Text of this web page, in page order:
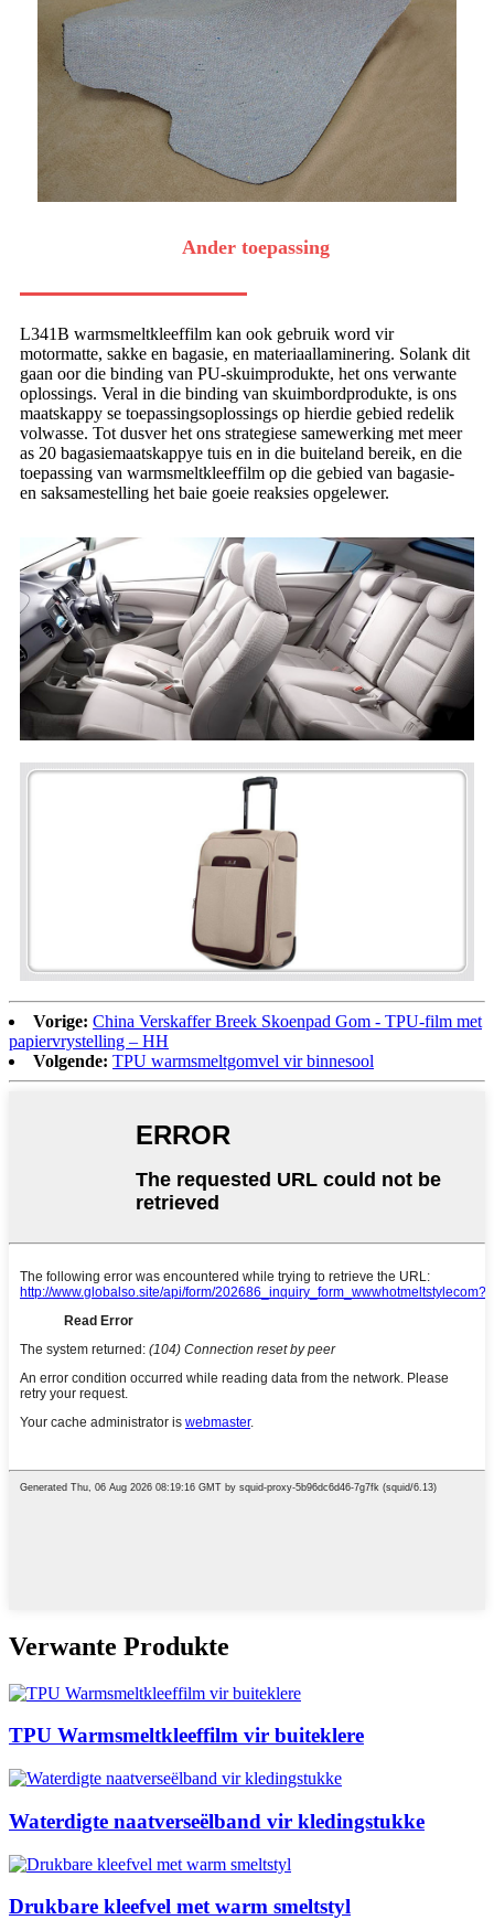
Ander toepassing
L341B warmsmeltkleeffilm kan ook gebruik word vir
motormatte, sakke en bagasie, en materiaallaminering. Solank dit
gaan oor die binding van PU-skuimprodukte, het ons verwante
oplossings. Veral in die binding van skuimbordprodukte, is ons
maatskappy se toepassingsoplossings op hierdie gebied redelik
volwasse. Tot dusver het ons strategiese samewerking met meer
as 20 bagasiemaatskappye tuis en in die buiteland bereik, en die
toepassing van warmsmeltkleeffilm op die gebied van bagasie-
en saksamestelling het baie goeie reaksies opgelewer.
Vorige: China Verskaffer Breek Skoenpad Gom - TPU-film met
papiervrystelling – HH
Volgende: TPU warmsmeltgomvel vir binnesool
Verwante Produkte
TPU Warmsmeltkleeffilm vir buiteklere
Waterdigte naatverseëlband vir kledingstukke
Drukbare kleefvel met warm smeltstyl